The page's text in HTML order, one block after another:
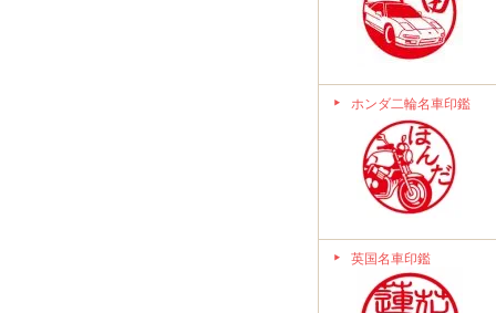
ホンダ二輪名車印鑑
英国名車印鑑